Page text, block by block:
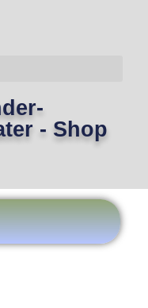
- Shop